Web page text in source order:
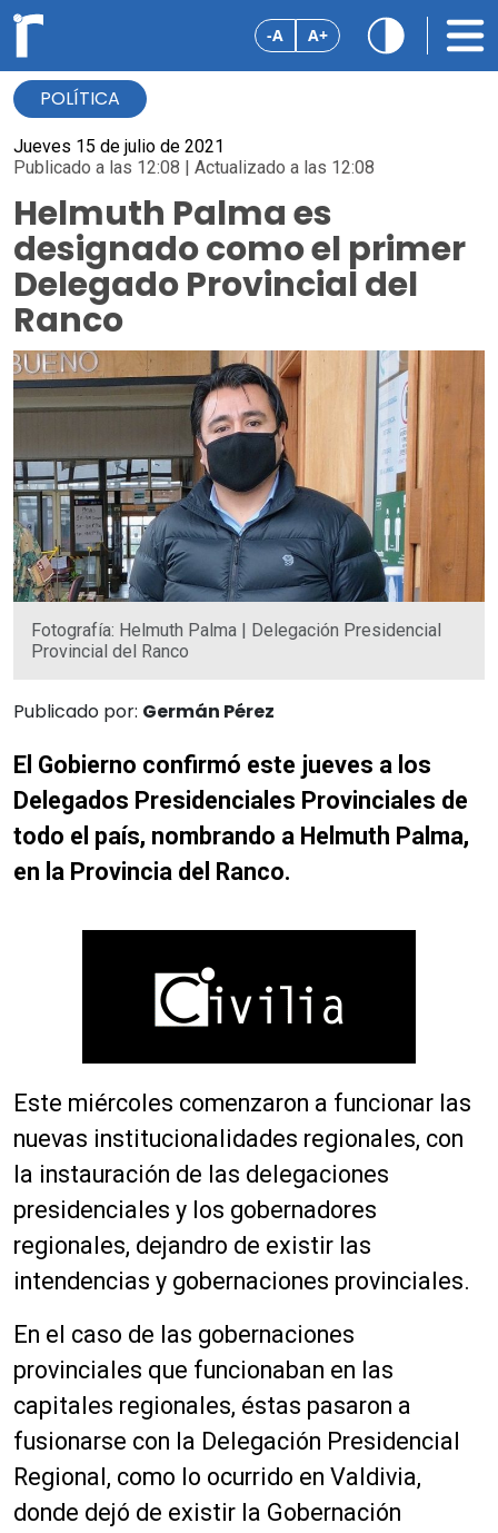
-A A+
POLÍTICA
Jueves 15 de julio de 2021
Publicado a las 12:08 | Actualizado a las 12:08
Helmuth Palma es
designado como el primer
Delegado Provincial del
Ranco
Fotografía: Helmuth Palma | Delegación Presidencial
Provincial del Ranco
Publicado por: Germán Pérez
El Gobierno confirmó este jueves a los
Delegados Presidenciales Provinciales de
todo el país, nombrando a Helmuth Palma,
en la Provincia del Ranco.
Este miércoles comenzaron a funcionar las
nuevas institucionalidades regionales, con
la instauración de las delegaciones
presidenciales y los gobernadores
regionales, dejandro de existir las
intendencias y gobernaciones provinciales.
En el caso de las gobernaciones
provinciales que funcionaban en las
capitales regionales, éstas pasaron a
fusionarse con la Delegación Presidencial
Regional, como lo ocurrido en Valdivia,
donde dejó de existir la Gobernación